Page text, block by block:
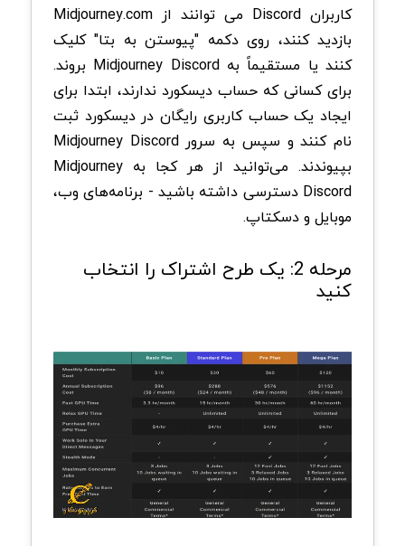
کاربران Discord می توانند از Midjourney.com
بازدید کنند، روی دکمه "پیوستن به بتا" کلیک
کنند یا مستقیماً به Midjourney Discord بروند.
برای کسانی که حساب دیسکورد ندارند، ابتدا برای
ایجاد یک حساب کاربری رایگان در دیسکورد ثبت
نام کنند و سپس به سرور Midjourney Discord
بپیوندند. می‌توانید از هر کجا به Midjourney
Discord دسترسی داشته باشید - برنامه‌های وب،
موبایل و دسکتاپ.
مرحله 2: یک طرح اشتراک را انتخاب
کنید